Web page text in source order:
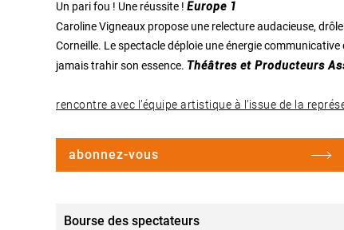
Un pari fou ! Une réussite ! Europe 1
Caroline Vigneaux propose une relecture audacieuse,
Corneille. Le spectacle déploie une énergie
jamais trahir son essence. Théâtres et Producteurs
rencontre avec l’équipe artistique à l’issue de la
abonnez-vous
Bourse des spectateurs